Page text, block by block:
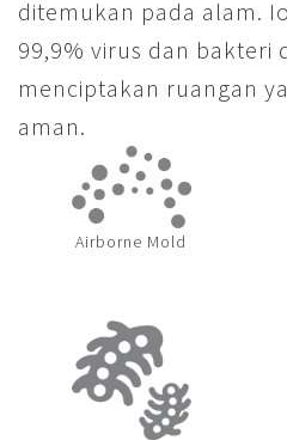
ditemukan pada alam.
99,9% virus dan bakteri
menciptakan ruangan
aman.
Airborne Mold